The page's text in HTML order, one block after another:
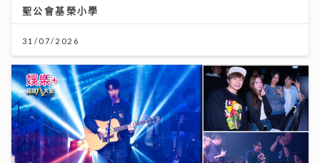
聖公會基榮小學
31/07/2026